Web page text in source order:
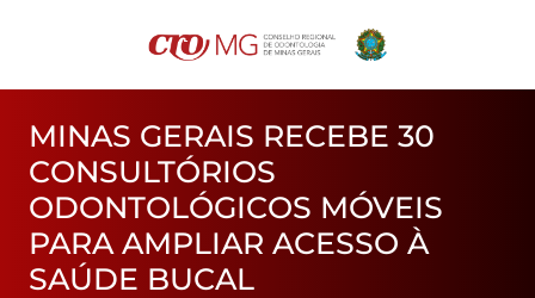
MINAS GERAIS RECEBE 30
CONSULTÓRIOS
ODONTOLÓGICOS MÓVEIS
PARA AMPLIAR ACESSO À
SAÚDE BUCAL